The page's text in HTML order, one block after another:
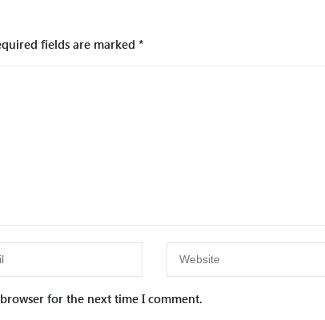
fields are marked *
for the next time I comment.